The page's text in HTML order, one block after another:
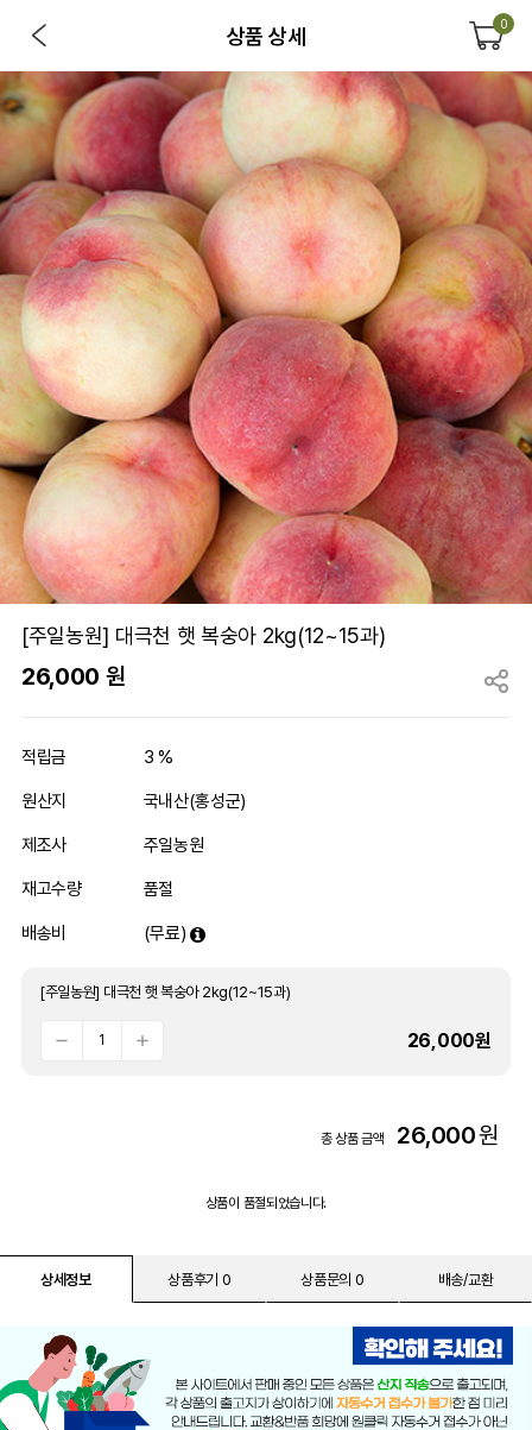
상품 상세 0
[주일농원] 대극천 햇 복숭아 2kg(12~15과)
26,000 원
적립금 3 %
원산지 국내산(홍성군)
제조사 주일농원
재고수량 품절
배송비 (무료)
[주일농원] 대극천 햇 복숭아 2kg(12~15과)
26,000원
총 상품 금액 26,000원
상품이 품절되었습니다.
상세정보 상품후기 0 상품문의 0 배송/교환